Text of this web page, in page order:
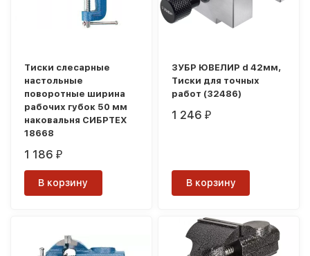
Тиски слесарные
настольные
поворотные ширина
рабочих губок 50 мм
наковальня СИБРТЕХ
18668
1 186₽
В корзину
ЗУБР ЮВЕЛИР d 42мм,
Тиски для точных
работ (32486)
1 246₽
В корзину